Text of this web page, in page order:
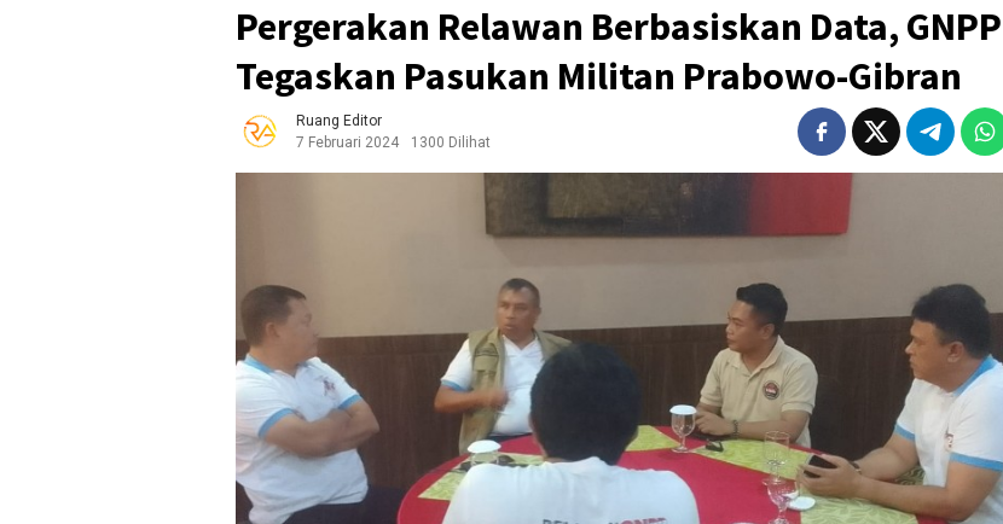
Pergerakan Relawan Berbasiskan Data, GNPP
Tegaskan Pasukan Militan Prabowo-Gibran
Ruang Editor
7 Februari 2024
1300 Dilihat